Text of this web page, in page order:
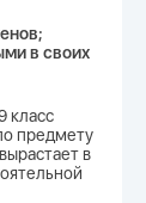
в своих
класс
предмету
в